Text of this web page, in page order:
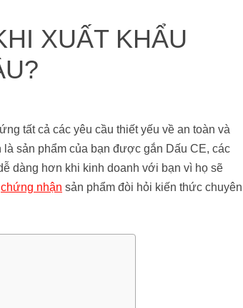
XUẤT KHẨU
tất cả các yêu cầu thiết yếu về an toàn và
sản phẩm của bạn được gắn Dấu CE, các
dàng hơn khi kinh doanh với bạn vì họ sẽ
chứng nhận sản phẩm đòi hỏi kiến ​​thức chuyên